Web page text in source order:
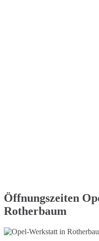
Öffnungszeiten
Rotherbaum